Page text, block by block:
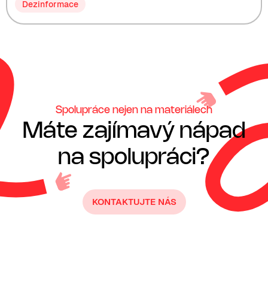
Dezinformace
Spolupráce nejen na materiálech
Máte zajímavý nápad
na spolupráci?
KONTAKTUJTE NÁS